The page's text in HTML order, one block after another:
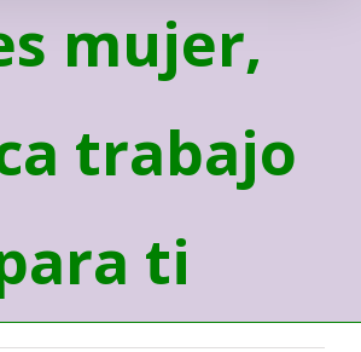
mujer,
trabajo
ti